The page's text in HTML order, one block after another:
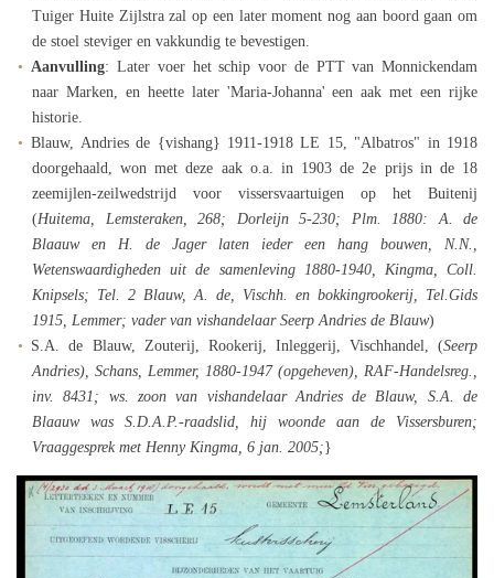
Tuiger Huite Zijlstra zal op een later moment nog aan boord gaan om
de stoel steviger en vakkundig te bevestigen.
Aanvulling: Later voer het schip voor de PTT van Monnickendam
naar Marken, en heette later 'Maria-Johanna' een aak met een rijke
historie.
Blauw, Andries de {vishang} 1911-1918 LE 15, "Albatros" in 1918
doorgehaald, won met deze aak o.a. in 1903 de 2e prijs in de 18
zeemijlen-zeilwedstrijd voor vissersvaartuigen op het Buitenij
(Huitema, Lemsteraken, 268; Dorleijn 5-230; Plm. 1880: A. de
Blaauw en H. de Jager laten ieder een hang bouwen, N.N.,
Wetenswaardigheden uit de samenleving 1880-1940, Kingma, Coll.
Knipsels; Tel. 2 Blauw, A. de, Vischh. en bokkingrookerij, Tel.Gids
1915, Lemmer; vader van vishandelaar Seerp Andries de Blauw)
S.A. de Blauw, Zouterij, Rookerij, Inleggerij, Vischhandel, (Seerp
Andries), Schans, Lemmer, 1880-1947 (opgeheven), RAF-Handelsreg.,
inv. 8431; ws. zoon van vishandelaar Andries de Blauw, S.A. de
Blaauw was S.D.A.P.-raadslid, hij woonde aan de Vissersburen;
Vraaggesprek met Henny Kingma, 6 jan. 2005;}